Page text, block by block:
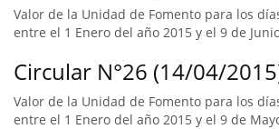
Valor de la Unidad de Fomento para los
entre el 1 Enero del año 2015 y el 9 de
Circular N°26 (14/04/
Valor de la Unidad de Fomento para los
entre el 1 Enero del año 2015 y el 9 de